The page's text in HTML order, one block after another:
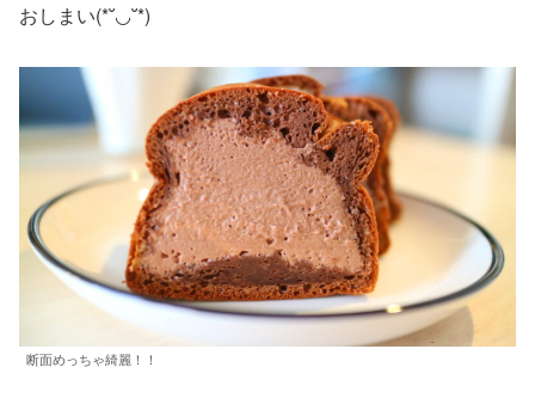
おしまい(*˘◡˘*)
断面めっちゃ綺麗！！